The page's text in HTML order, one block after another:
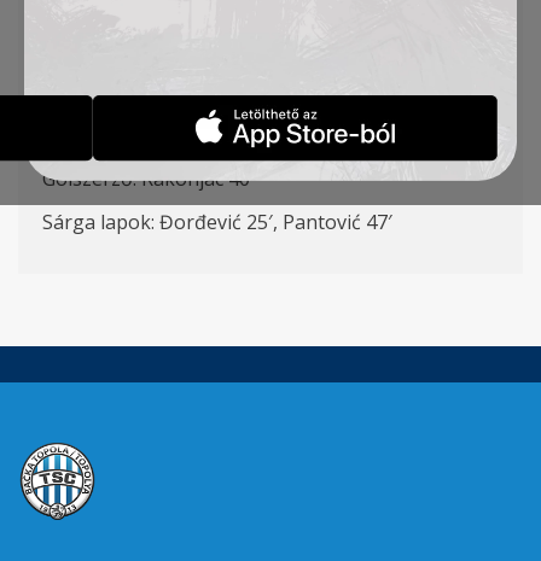
Radin – Pantović (Sós60′), Jovanović (Vlalukin 46′),
Rakonjac (Milovanović 69′)
Gólszerző: Rakonjac 40′
Sárga lapok: Đorđević 25′, Pantović 47′